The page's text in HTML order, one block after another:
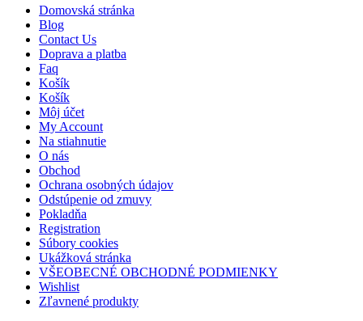
Domovská stránka
Blog
Contact Us
Doprava a platba
Faq
Košík
Košík
Môj účet
My Account
Na stiahnutie
O nás
Obchod
Ochrana osobných údajov
Odstúpenie od zmuvy
Pokladňa
Registration
Súbory cookies
Ukážková stránka
VŠEOBECNÉ OBCHODNÉ PODMIENKY
Wishlist
Zľavnené produkty